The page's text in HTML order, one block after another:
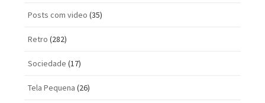
Posts com vi­deo (35)
Retro (282)
Sociedade (17)
Tela Pequena (26)